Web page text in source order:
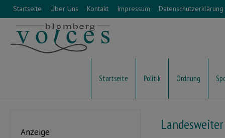
Startseite Über Uns Kontakt Impressum Datenschutzerklärung
Startseite Politik Ordnung
Anzeige